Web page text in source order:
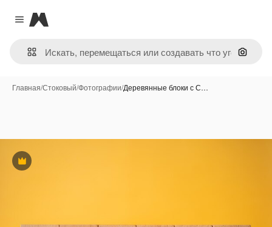
Close menu
Magnific
Поиск
Главная/Стоковый/Фотографии/Деревянные блоки с С…
Премиум